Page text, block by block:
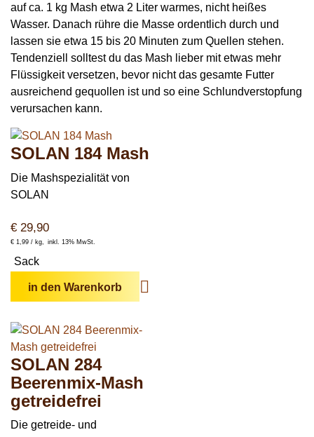
auf ca. 1 kg Mash etwa 2 Liter warmes, nicht heißes
Wasser. Danach rühre die Masse ordentlich durch und
lassen sie etwa 15 bis 20 Minuten zum Quellen stehen.
Tendenziell solltest du das Mash lieber mit etwas mehr
Flüssigkeit versetzen, bevor nicht das gesamte Futter
ausreichend gequollen ist und so eine Schlundverstopfung
verursachen kann.
SOLAN 184 Mash
Die Mashspezialität von
SOLAN
€ 29,90
€ 1,99 / kg inkl. 13% MwSt.
Sack
in den Warenkorb
SOLAN 284
Beerenmix-Mash
getreidefrei
Die getreide- und